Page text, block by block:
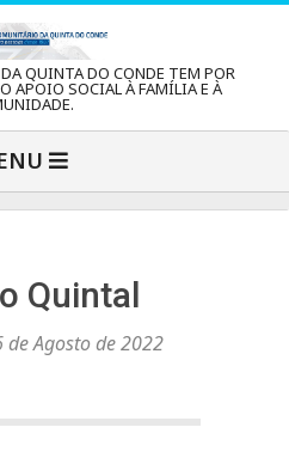
QUINTA DO CONDE TEM POR
APOIO SOCIAL À FAMÍLIA E À
Quintal
de Agosto de 2022